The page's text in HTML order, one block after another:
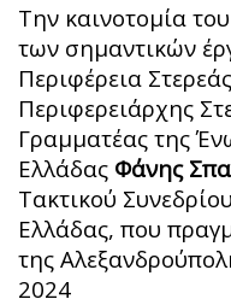
Την καινοτομία
των σημαντικών
Περιφέρεια
Περιφερειάρχης
Γραμματέας της
Ελλάδας Φάνης
Τακτικού
Ελλάδας, που
της
2024